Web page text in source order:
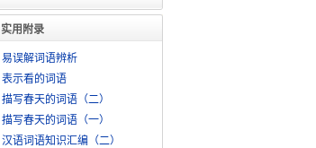
实用附录
易误解词语辨析
表示看的词语
描写春天的词语（二）
描写春天的词语（一）
汉语词语知识汇编（二）